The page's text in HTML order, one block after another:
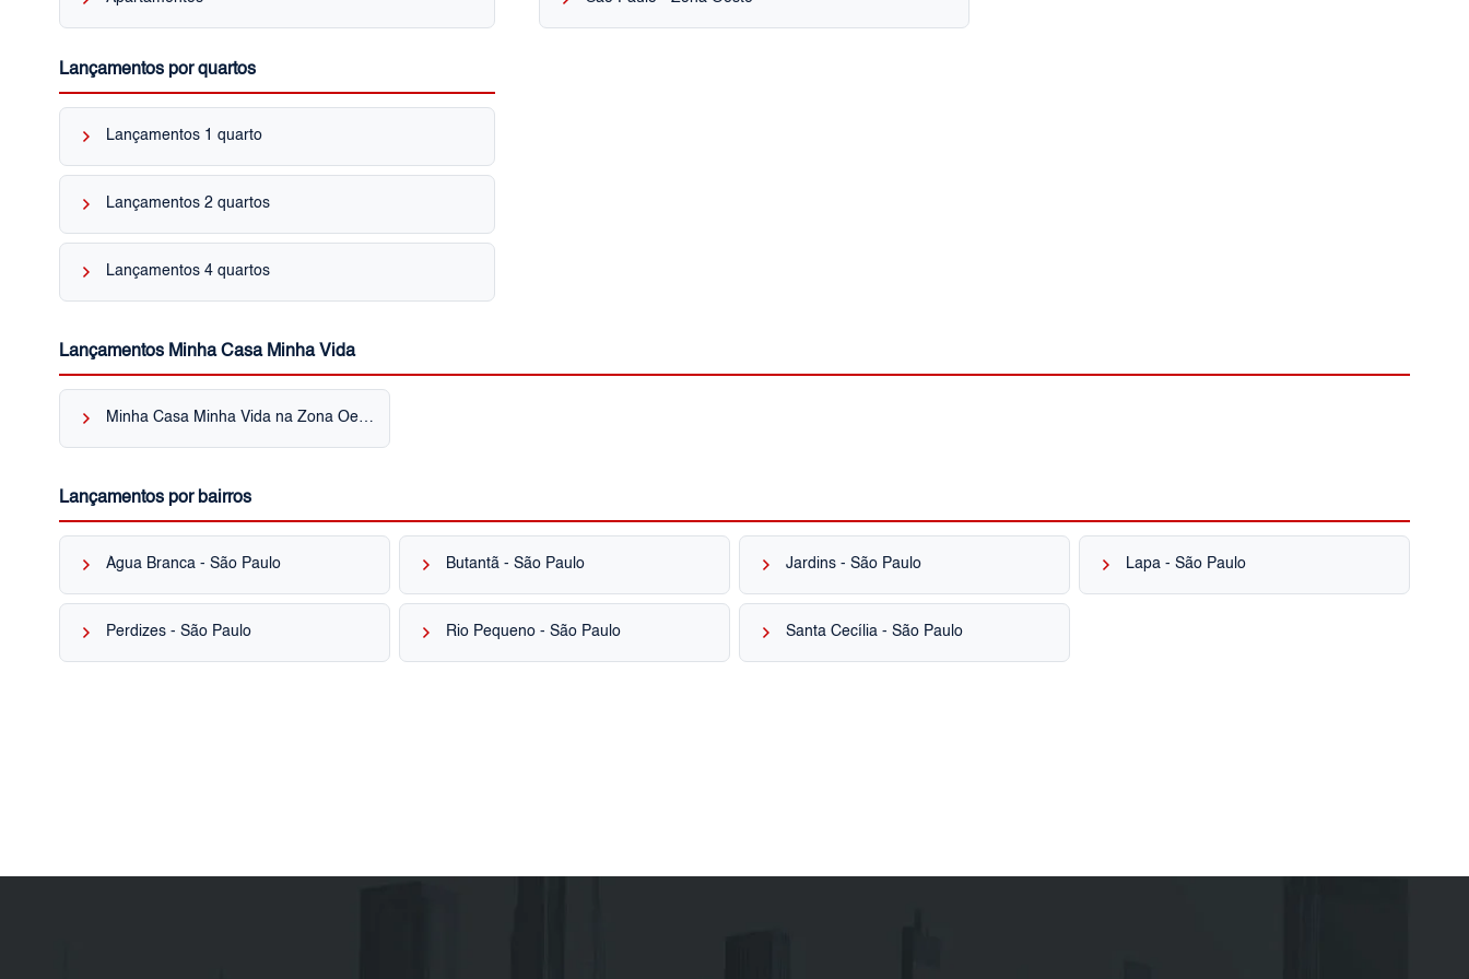
Lançamentos por quartos
keyboard_arrow_right Lançamentos 1 quarto
keyboard_arrow_right Lançamentos 2 quartos
keyboard_arrow_right Lançamentos 4 quartos
Lançamentos Minha Casa Minha Vida
keyboard_arrow_right Minha Casa Minha Vida na Zona Oeste
Lançamentos por bairros
keyboard_arrow_right Água Branca - São Paulo keyboard_arrow_right Butantã - São Paulo keyboard_arrow_right Jardins - São Paulo keyboard_arrow_right Lapa - São Paulo
keyboard_arrow_right Perdizes - São Paulo keyboard_arrow_right Rio Pequeno - São Paulo keyboard_arrow_right Santa Cecília - São Paulo